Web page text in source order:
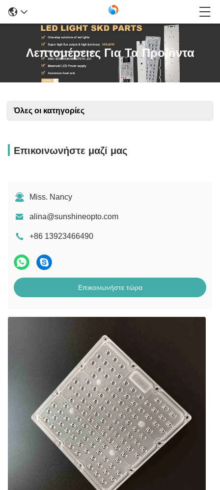
Λεπτομέρειες Για Τα Προϊόντα
Όλες οι κατηγορίες
Επικοινωνήστε μαζί μας
Miss. Nancy
alina@sunshineopto.com
+86 13923466490
Επικοινωνήστε τώρα